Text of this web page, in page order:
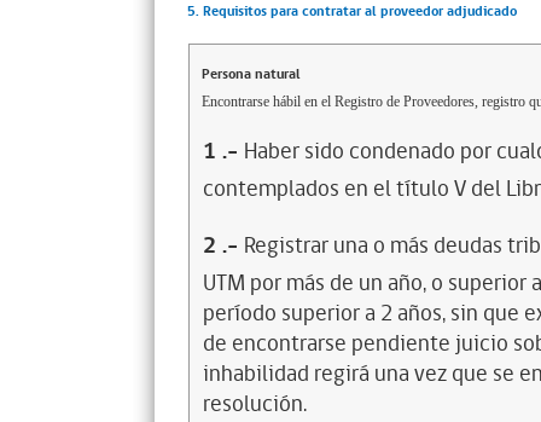
5. Requisitos para contratar al proveedor adjudicado
Persona natural
Encontrarse hábil en el Registro de Proveedores, registro
1 .- Haber sido condenado por
contemplados en el título V del
2 .- Registrar una o más deudas
UTM por más de un año, o
período superior a 2 años, sin que
de encontrarse pendiente juicio
inhabilidad regirá una vez que se
resolución.